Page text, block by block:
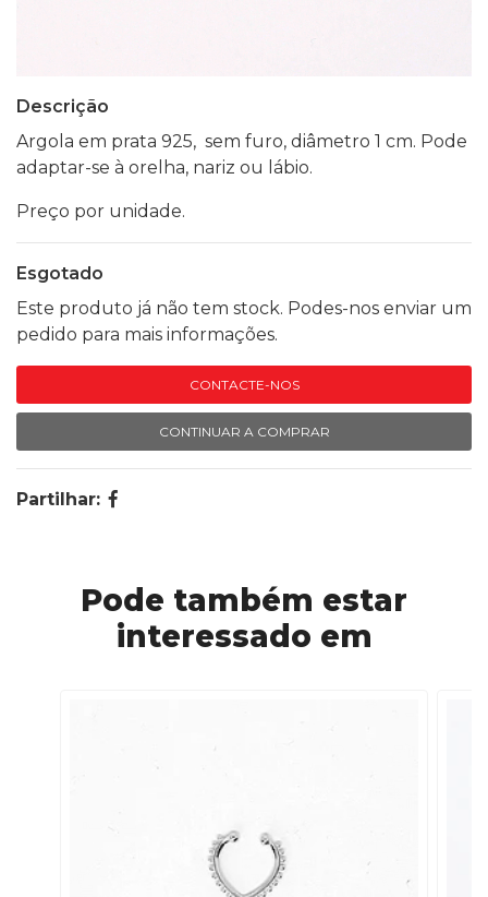
Descrição
Argola em prata 925, sem furo, diâmetro 1 cm. Pode
adaptar-se à orelha, nariz ou lábio.
Preço por unidade.
Esgotado
Este produto já não tem stock. Podes-nos enviar um
pedido para mais informações.
CONTACTE-NOS
CONTINUAR A COMPRAR
Partilhar:
Pode também estar
interessado em